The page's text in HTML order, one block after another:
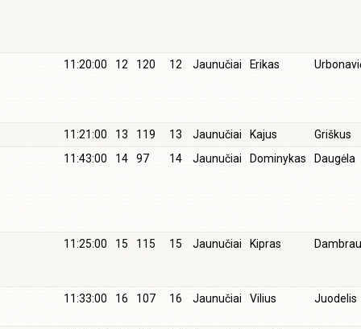
11:20:00 12 120 12 Jaunučiai Erikas
11:21:00 13 119 13 Jaunučiai Kajus
Griškus
11:43:00
14 97 14 Jaunučiai Dominykas Daugėla
11:25:00 15 115 15 Jaunučiai Kipras
11:33:00 16 107 16 Jaunučiai Vilius Juodelis